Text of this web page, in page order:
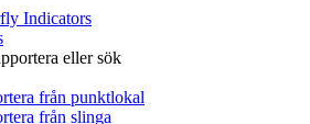
Indicators
eller sök
från punktlokal
från slinga